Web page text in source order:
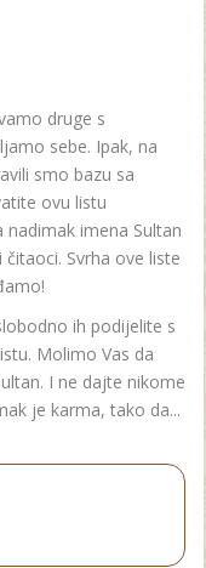
druge s
sebe. Ipak, na
smo bazu sa
ovu listu
nadimak imena Sultan
Svrha ove liste
ih podijelite s
Molimo Vas da
I ne dajte nikome
je karma, tako da...